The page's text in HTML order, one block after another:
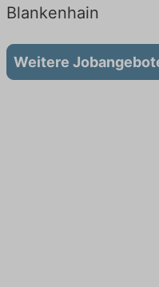
Blankenhain
Weitere